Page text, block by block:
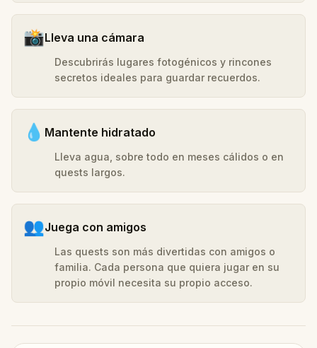
📸Lleva una cámara
Descubrirás lugares fotogénicos y rincones
secretos ideales para guardar recuerdos.
💧 Mantente hidratado
Lleva agua, sobre todo en meses cálidos o en
quests largos.
👥Juega con amigos
Las quests son más divertidas con amigos o
familia. Cada persona que quiera jugar en su
propio móvil necesita su propio acceso.